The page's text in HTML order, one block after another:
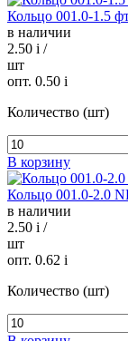
Кольцо 001.0-1.5
в наличии
2.50 i /
шт
опт. 0.50 i
Количество (шт)
В корзину
Кольцо 001.0-2.0
в наличии
2.50 i /
шт
опт. 0.62 i
Количество (шт)